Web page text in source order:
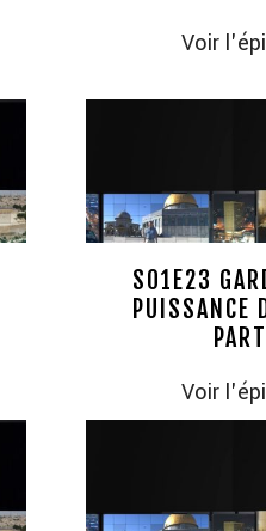
Voir
S01E23
PUISSANCE
Voir